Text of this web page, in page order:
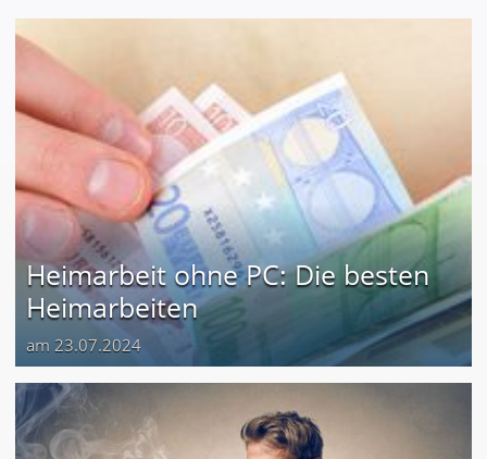
Heimarbeit ohne PC: Die besten
Heimarbeiten
am 23.07.2024